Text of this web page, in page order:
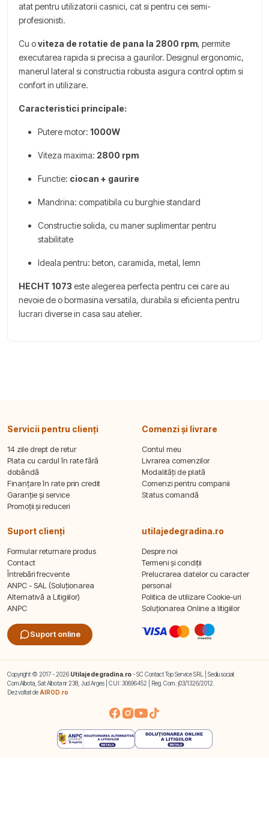
atat pentru utilizatorii casnici, cat si pentru cei semi-
profesionisti.
Cu oviteza de rotatie de pana la 2800 rpm, permite
executarea rapida si precisa a gaurilor. Designul ergonomic,
manerul lateral si constructia robusta asigura control optim si
confort in utilizare.
Caracteristici principale:
Putere motor: 1000W
Viteza maxima: 2800 rpm
Functie: ciocan + gaurire
Mandrina: compatibila cu burghie standard
Constructie solida, cu maner suplimentar pentru
stabilitate
Ideala pentru: beton, caramida, metal, lemn
HECHT 1073 este alegerea perfecta pentru cei care au
nevoie de o bormasina versatila, durabila si eficienta pentru
lucrari diverse in casa sau atelier.
Servicii pentru clienți
14 zile drept de retur
Plata cu cardul în rate fără
dobândă
Finanțare în rate prin credit
Garanție și service
Promoții și reduceri
Comenzi și livrare
Contul meu
Livrarea comenzilor
Modalități de plată
Comenzi pentru companii
Status comandă
Suport clienți
Formular returnare produs
Contact
Întrebări frecvente
ANPC - SAL (Soluționarea
Alternativă a Litigiilor)
ANPC
Suport online
utilajedegradina.ro
Despre noi
Termeni și condiții
Prelucrarea datelor cu caracter
personal
Politica de utilizare Cookie-uri
Soluționarea Online a litigiilor
Copyright © 2017 - 2026 Utilajedegradina.ro- SC Contact Top Service SRL | Sediu social:
Com.Albota, Sat Albota nr 238, Jud Arges | CUI: 30696452 | Reg. Com.: j03/1326/2012.
Dezvoltat de AIROD.ro